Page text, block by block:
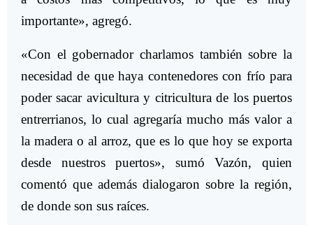
importante», agregó.
«Con el gobernador charlamos también sobre la
necesidad de que haya contenedores con frío para
poder sacar avicultura y citricultura de los puertos
entrerrianos, lo cual agregaría mucho más valor a
la madera o al arroz, que es lo que hoy se exporta
desde nuestros puertos», sumó Vazón, quien
comentó que además dialogaron sobre la región,
de donde son sus raíces.